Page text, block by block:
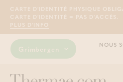
CARTE D'IDENTITÉ PHYSIQUE
CARTE D'IDENTITÉ = PAS D'ACCÈS.
PLUS D'INFO
Grimbergen
NOUS